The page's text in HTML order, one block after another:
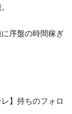
序盤の時間稼ぎ
】持ちのフォロ